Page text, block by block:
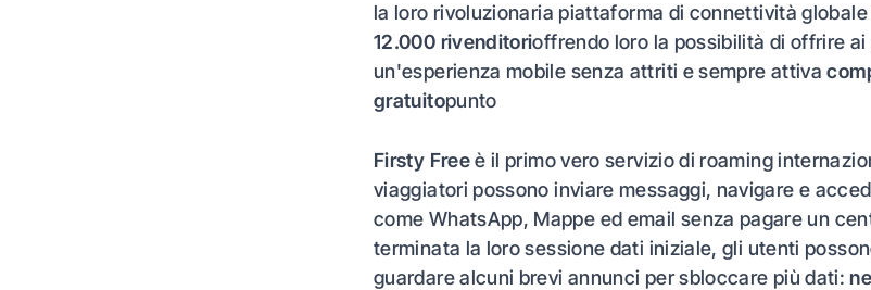
la loro rivoluzionaria piattaforma di connettività
12.000 rivenditorioffrendo loro la possibilità di offrire
un'esperienza mobile senza attriti e sempre attiva
gratuitopunto
Firsty Freeè il primo vero servizio di roaming
viaggiatori possono inviare messaggi, navigare e
come WhatsApp, Mappe ed email senza pagare un
terminata la loro sessione dati iniziale, gli utenti
guardare alcuni brevi annunci per sbloccare più dati: